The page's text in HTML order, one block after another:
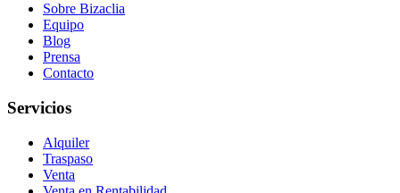
Sobre Bizaclia
Equipo
Blog
Prensa
Contacto
Servicios
Alquiler
Traspaso
Venta